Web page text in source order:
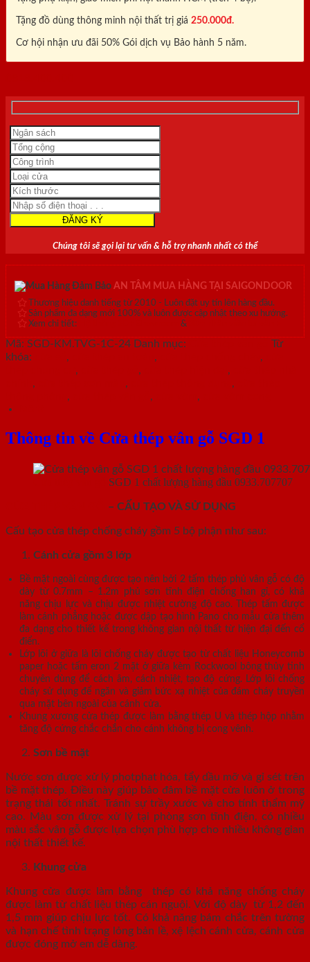
Tặng đồ dùng thông minh nội thất trị giá 250.000đ.
Cơ hội nhận ưu đãi 50% Gói dịch vụ Bảo hành 5 năm.
Chúng tôi sẽ gọi lại tư vấn & hỗ trợ nhanh nhất có thể
AN TÂM MUA HÀNG TẠI SAIGONDOOR
Thương hiệu danh tiếng từ 2010 - Luôn đặt uy tín lên hàng đầu.
Sản phẩm đa dạng mới 100% và luôn được cập nhật theo xu hướng.
Xem chi tiết:
&
Mã: SGD-KM.TVG-1C-24 Danh mục:
Từ
khóa:
, , ,
, , ,
, , ,
, , ,
Thông tin về Cửa thép vân gỗ SGD 1
SGD 1 chất lượng hàng đầu 0933.707707
– CẤU TẠO VÀ SỬ DỤNG
Cấu tạo cửa thép chống cháy gồm 5 bộ phận như sau:
Cánh cửa gồm 3 lớp
Bề mặt ngoài cùng được tạo nên bởi 2 tấm thép phủ vân gỗ có độ
dày từ 0.7mm – 1.2m phủ sơn tĩnh điện chống han gỉ, có khả
năng chịu lực và chịu được nhiệt cường độ cao. Thép tấm được
làm cánh phẳng hoặc được dập tạo hình Pano cho mẫu cửa thêm
đa dạng cho thiết kế trong không gian nội thất từ hiện đại đến cổ
điển.
Lớp lõi ở giữa là lõi chống cháy được tạo từ chất liệu Honeycomb
paper hoặc tấm eron 2 mặt ở giữa kèm Rockwool bông thủy tinh
chuyên dùng để cách âm, cách nhiệt, tạo độ cứng. Lớp lõi chống
cháy sử dụng để ngăn và giảm bức xạ nhiệt của đám cháy truyền
qua mặt bên ngoài của cánh cửa.
Khung xương cửa thép được làm bằng thép U và thép hộp nhằm
tăng độ cứng chắc chắn cho cánh không bị cong vênh.
Sơn bề mặt
Nước sơn được xử lý photphat hóa, tẩy dầu mỡ và gỉ sét trên
bề mặt thép. Điều này giúp bảo đảm bề mặt cửa luôn ở trong
trạng thái tốt nhất. Tránh sự trầy xước và cho tính thẩm mỹ
cao. Màu sơn được xử lý tại phòng sơn tĩnh điện, có nhiều
màu sắc vân gỗ được lựa chọn phù hợp cho nhiều không gian
nội thất thiết kế.
Khung cửa
Khung cửa được làm bằng thép có khả năng chống cháy
được làm từ chất liệu thép cán nguội. Với độ dày từ 1,2 đến
1,5 mm giúp chịu lực tốt. Có khả năng bám chắc trên tường
và hạn chế tình trạng lỏng bản lề, xệ lệch cánh cửa, cánh cửa
được đóng mở em dễ dàng.